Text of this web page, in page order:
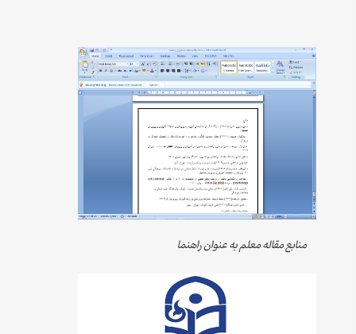
منابع مقاله معلم به عنوان راهنما